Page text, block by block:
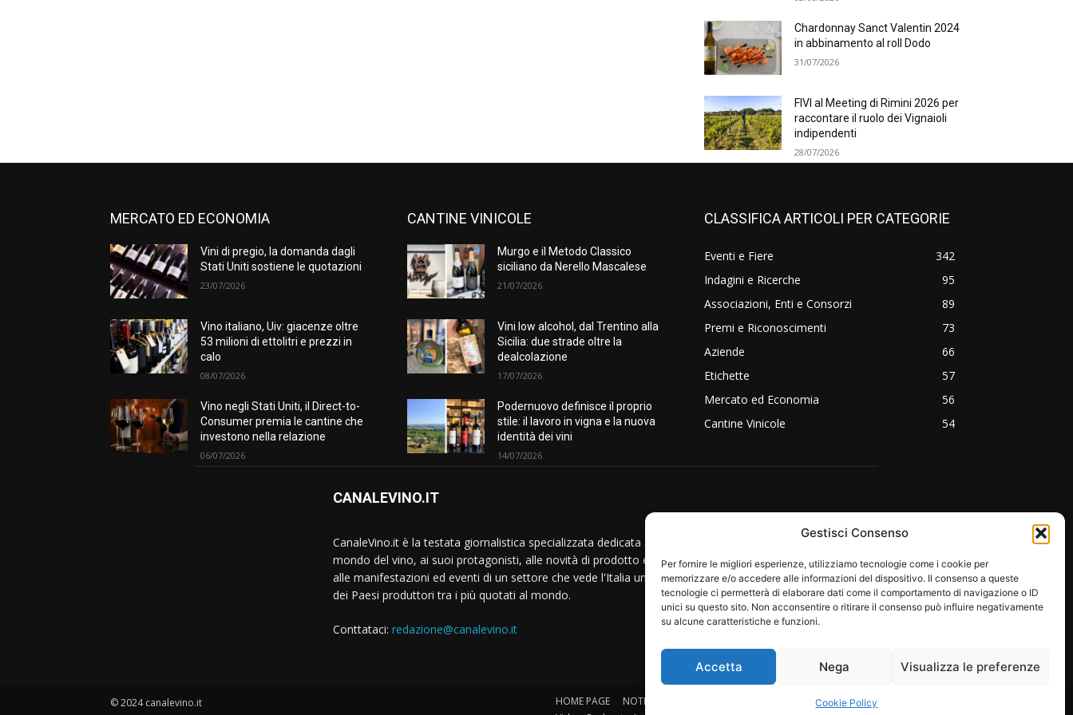
Gestisci Consenso
Per fornire le migliori esperienze, utilizziamo tecnologie come i cookie per
memorizzare e/o accedere alle informazioni del dispositivo. Il consenso a queste
tecnologie ci permetterà di elaborare dati come il comportamento di navigazione o ID
unici su questo sito. Non acconsentire o ritirare il consenso può influire negativamente
su alcune caratteristiche e funzioni.
Accetta Nega Visualizza le preferenze
Cookie Policy
Chardonnay Sanct Valentin 2024
in abbinamento al roll Dodo
31/07/2026
FIVI al Meeting di Rimini 2026 per
raccontare il ruolo dei Vignaioli
indipendenti
28/07/2026
MERCATO ED ECONOMIA
Vini di pregio, la domanda dagli
Stati Uniti sostiene le quotazioni
23/07/2026
Vino italiano, Uiv: giacenze oltre
53 milioni di ettolitri e prezzi in
calo
08/07/2026
Vino negli Stati Uniti, il Direct-to-
Consumer premia le cantine che
investono nella relazione
06/07/2026
CANTINE VINICOLE
Murgo e il Metodo Classico
siciliano da Nerello Mascalese
21/07/2026
Vini low alcohol, dal Trentino alla
Sicilia: due strade oltre la
dealcolazione
17/07/2026
Podernuovo definisce il proprio
stile: il lavoro in vigna e la nuova
identità dei vini
14/07/2026
CLASSIFICA ARTICOLI PER CATEGORIE
Eventi e Fiere
342
Indagini e Ricerche
95
Associazioni, Enti e Consorzi
89
Premi e Riconoscimenti
73
Aziende
66
Etichette
57
Mercato ed Economia
56
Cantine Vinicole
54
CANALEVINO.IT
CanaleVino.it è la testata giornalistica specializzata dedicata al
mondo del vino, ai suoi protagonisti, alle novità di prodotto e
alle manifestazioni ed eventi di un settore che vede l'Italia uno
dei Paesi produttori tra i più quotati al mondo.
Conttataci: redazione@canalevino.it
© 2024 canalevino.it HOME PAGE NOTIZIE
EMOZIONI